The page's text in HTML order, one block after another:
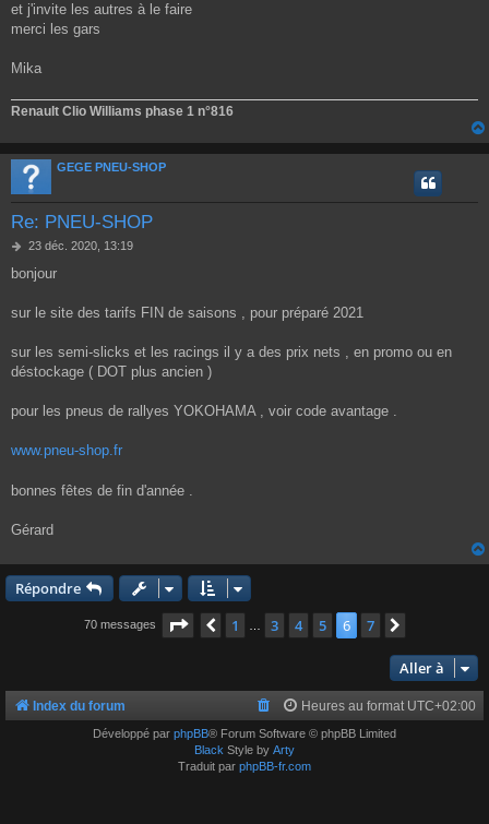
et j'invite les autres à le faire
merci les gars
Mika
Renault Clio Williams phase 1 n°816
GEGE PNEU-SHOP
Re: PNEU-SHOP
M
s
a
23 déc. 2020, 13:19
bonjour
sur le site des tarifs FIN de saisons , pour préparé 2021
sur les semi-slicks et les racings il y a des prix nets , en promo ou en
déstockage ( DOT plus ancien )
pour les pneus de rallyes YOKOHAMA , voir code avantage .
www.pneu-shop.fr
bonnes fêtes de fin d'année .
Gérard
Répondre
70 messages Page sur
Précédente
1 3 4 5 6 7
Aller à
Index du forum Heures au format UTC+02:00
Développé par phpBB® Forum Software © phpBB Limited
Black Style by Arty
Traduit par phpBB-fr.com